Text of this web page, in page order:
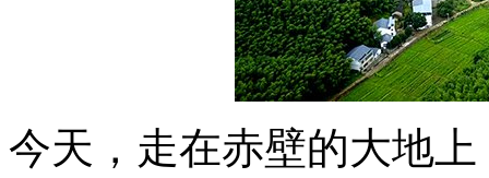
今天，走在赤壁的大地